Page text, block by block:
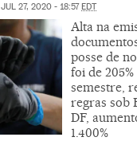
JUL 27, 2020 - 18:57EDT
Alta na
posse de
foi de
semestre,
regras sob
DF,
1.400%